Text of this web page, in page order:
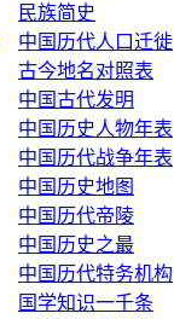
民族简史
中国历代人口迁徙
古今地名对照表
中国古代发明
中国历史人物年表
中国历代战争年表
中国历史地图
中国历代帝陵
中国历史之最
中国历代特务机构
国学知识一千条